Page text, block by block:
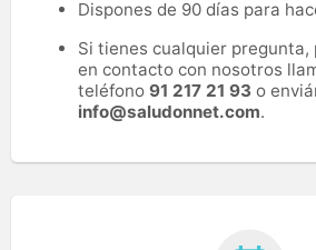
Dispones de 90 días para
Si tienes cualquier pregunta,
en contacto con nosotros
teléfono 91 217 21 93 o
info@saludonnet.com.